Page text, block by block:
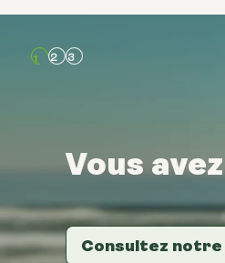
Vous
Consultez notre
Vous
Consultez notre
Vous
Consultez notre